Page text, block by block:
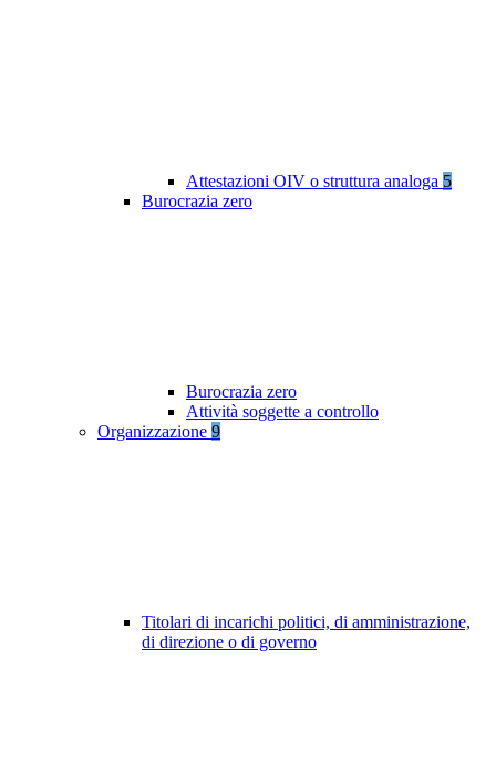
Attestazioni OIV o struttura analoga 5
Burocrazia zero
Burocrazia zero
Attività soggette a controllo
Organizzazione 9
Titolari di incarichi politici, di amministrazione,
di direzione o di governo